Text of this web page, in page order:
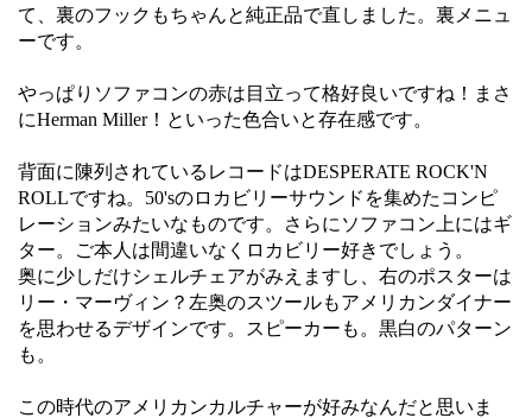
て、裏のフックもちゃんと純正品で直しました。裏メニュ
ーです。
やっぱりソファコンの赤は目立って格好良いですね！まさ
にHerman Miller！といった色合いと存在感です。
背面に陳列されているレコードはDESPERATE ROCK'N
ROLLですね。50'sのロカビリーサウンドを集めたコンピ
レーションみたいなものです。さらにソファコン上にはギ
ター。ご本人は間違いなくロカビリー好きでしょう。
奥に少しだけシェルチェアがみえますし、右のポスターは
リー・マーヴィン？左奥のスツールもアメリカンダイナー
を思わせるデザインです。スピーカーも。黒白のパターン
も。
この時代のアメリカンカルチャーが好みなんだと思いま